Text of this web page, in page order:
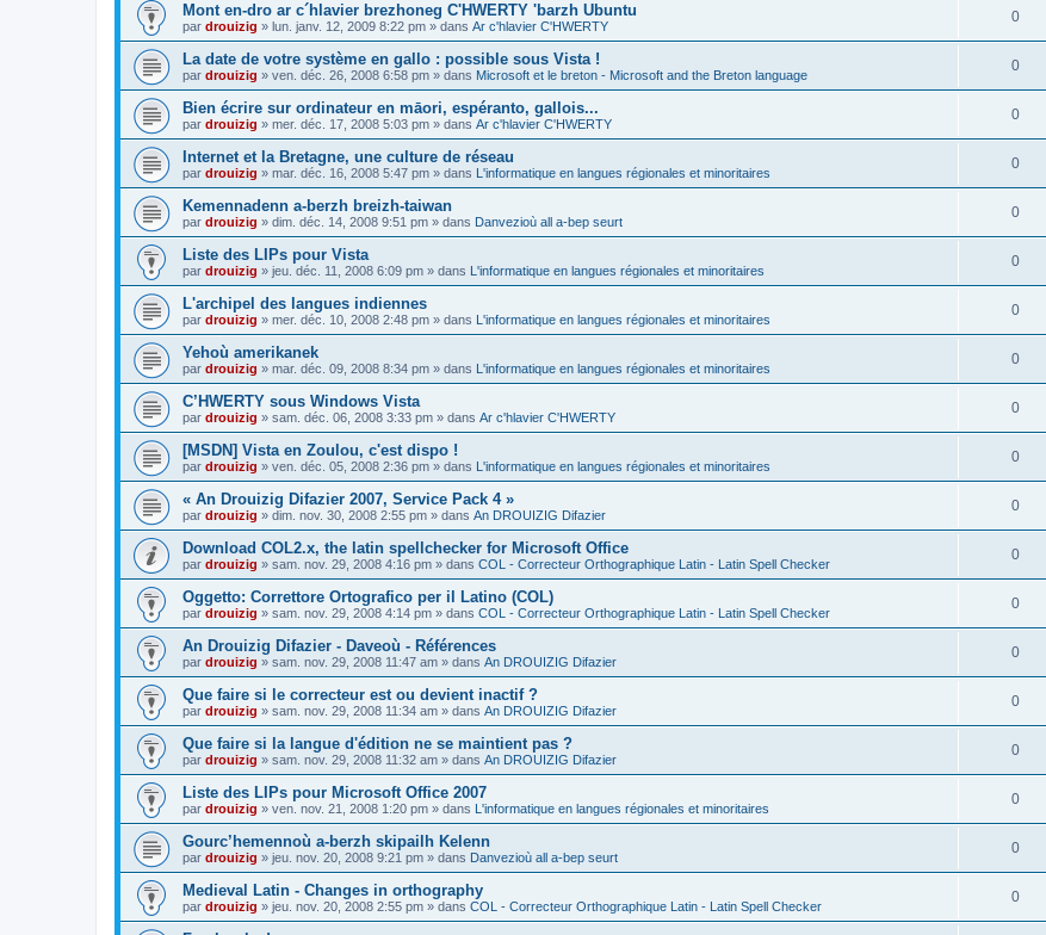
Mont en-dro ar c´hlavier brezhoneg C'HWERTY 'barzh Ubuntu
par drouizig » lun. janv. 12, 2009 8:22 pm » dans Ar c'hlavier C'HWERTY
0
La date de votre système en gallo : possible sous Vista !
par drouizig » ven. déc. 26, 2008 6:58 pm » dans Microsoft et le breton - Microsoft and the Breton language
0
Bien écrire sur ordinateur en māori, espéranto, gallois...
par drouizig » mer. déc. 17, 2008 5:03 pm » dans Ar c'hlavier C'HWERTY
0
Internet et la Bretagne, une culture de réseau
par drouizig » mar. déc. 16, 2008 5:47 pm » dans L'informatique en langues régionales et minoritaires
0
Kemennadenn a-berzh breizh-taiwan
par drouizig » dim. déc. 14, 2008 9:51 pm » dans Danvezioù all a-bep seurt
0
Liste des LIPs pour Vista
par drouizig » jeu. déc. 11, 2008 6:09 pm » dans L'informatique en langues régionales et minoritaires
0
L'archipel des langues indiennes
par drouizig » mer. déc. 10, 2008 2:48 pm » dans L'informatique en langues régionales et minoritaires
0
Yehoù amerikanek
par drouizig » mar. déc. 09, 2008 8:34 pm » dans L'informatique en langues régionales et minoritaires
0
C’HWERTY sous Windows Vista
par drouizig » sam. déc. 06, 2008 3:33 pm » dans Ar c'hlavier C'HWERTY
0
[MSDN] Vista en Zoulou, c'est dispo !
par drouizig » ven. déc. 05, 2008 2:36 pm » dans L'informatique en langues régionales et minoritaires
0
« An Drouizig Difazier 2007, Service Pack 4 »
par drouizig » dim. nov. 30, 2008 2:55 pm » dans An DROUIZIG Difazier
0
Download COL2.x, the latin spellchecker for Microsoft Office
par drouizig » sam. nov. 29, 2008 4:16 pm » dans COL - Correcteur Orthographique Latin - Latin Spell Checker
0
Oggetto: Correttore Ortografico per il Latino (COL)
par drouizig » sam. nov. 29, 2008 4:14 pm » dans COL - Correcteur Orthographique Latin - Latin Spell Checker
0
An Drouizig Difazier - Daveoù - Références
par drouizig » sam. nov. 29, 2008 11:47 am » dans An DROUIZIG Difazier
0
Que faire si le correcteur est ou devient inactif ?
par drouizig » sam. nov. 29, 2008 11:34 am » dans An DROUIZIG Difazier
0
Que faire si la langue d'édition ne se maintient pas ?
par drouizig » sam. nov. 29, 2008 11:32 am » dans An DROUIZIG Difazier
0
Liste des LIPs pour Microsoft Office 2007
par drouizig » ven. nov. 21, 2008 1:20 pm » dans L'informatique en langues régionales et minoritaires
0
Gourc’hemennoù a-berzh skipailh Kelenn
par drouizig » jeu. nov. 20, 2008 9:21 pm » dans Danvezioù all a-bep seurt
0
Medieval Latin - Changes in orthography
par drouizig » jeu. nov. 20, 2008 2:55 pm » dans COL - Correcteur Orthographique Latin - Latin Spell Checker
0